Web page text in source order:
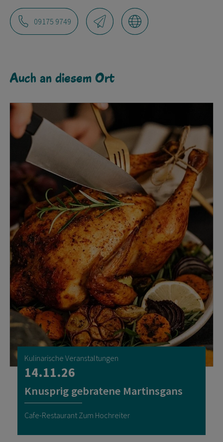
09175 9749
Auch an diesem Ort
Kulinarische Veranstaltungen
14.11.26
Knusprig gebratene Martinsgans
Cafe-Restaurant Zum Hochreiter